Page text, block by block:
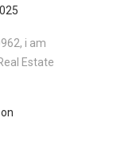
i am
Estate
on